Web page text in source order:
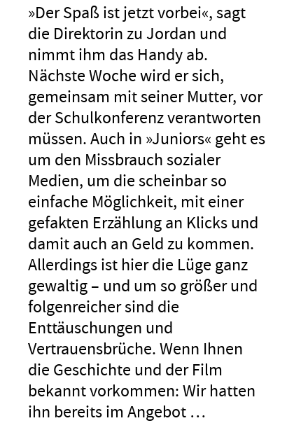
»Der Spaß ist jetzt vorbei«, sagt
die Direktorin zu Jordan und
nimmt ihm das Handy ab.
Nächste Woche wird er sich,
gemeinsam mit seiner Mutter, vor
der Schulkonferenz verantworten
müssen. Auch in »Juniors« geht es
um den Missbrauch sozialer
Medien, um die scheinbar so
einfache Möglichkeit, mit einer
gefakten Erzählung an Klicks und
damit auch an Geld zu kommen.
Allerdings ist hier die Lüge ganz
gewaltig – und um so größer und
folgenreicher sind die
Enttäuschungen und
Vertrauensbrüche. Wenn Ihnen
die Geschichte und der Film
bekannt vorkommen: Wir hatten
ihn bereits im Angebot …